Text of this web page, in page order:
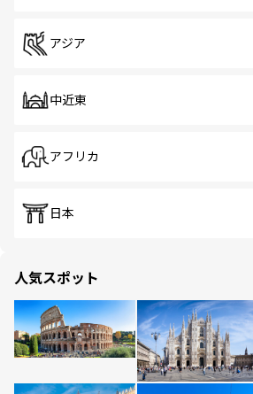
アジア
中近東
アフリカ
日本
人気スポット